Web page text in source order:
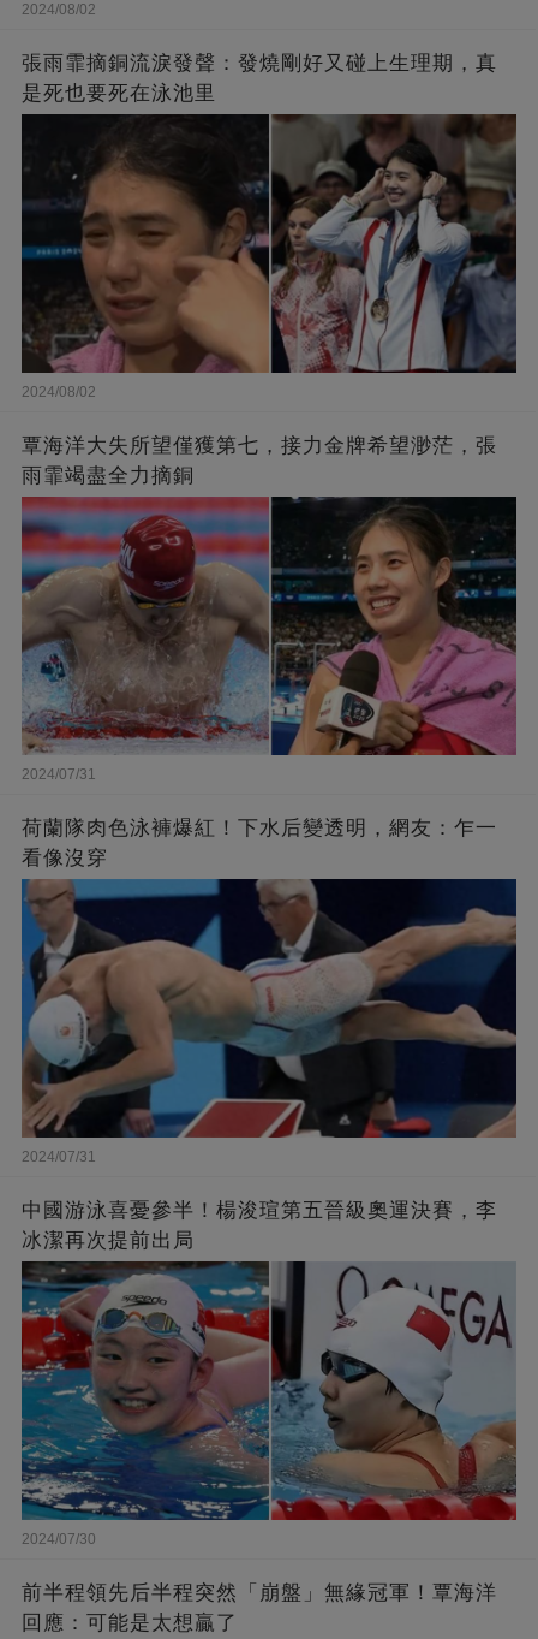
2024/08/02
張雨霏摘銅流淚發聲：發燒剛好又碰上生理期，真
是死也要死在泳池里
2024/08/02
覃海洋大失所望僅獲第七，接力金牌希望渺茫，張
雨霏竭盡全力摘銅
2024/07/31
荷蘭隊肉色泳褲爆紅！下水后變透明，網友：乍一
看像沒穿
2024/07/31
中國游泳喜憂參半！楊浚瑄第五晉級奧運決賽，李
冰潔再次提前出局
2024/07/30
前半程領先后半程突然「崩盤」無緣冠軍！覃海洋
回應：可能是太想贏了